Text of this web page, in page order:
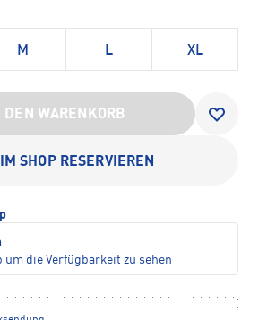
M L XL
DEN WARENKORB
IM SHOP RESERVIEREN
um die Verfügbarkeit zu sehen